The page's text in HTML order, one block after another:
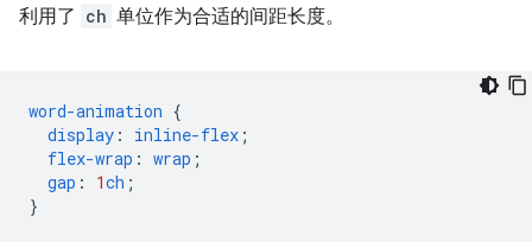
利用了 ch 单位作为合适的间距长度。
word-animation {
display : inline-flex ;
flex-wrap : wrap ;
gap : 1ch ;
}